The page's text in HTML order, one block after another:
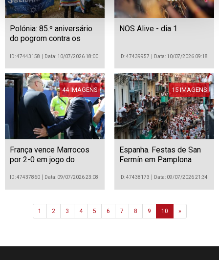
Polónia: 85.º aniversário
do pogrom contra os
Jedwabne
ID: 47443158 Data: 10/07/2026 18:00
NOS Alive - dia 1
ID: 47439957 Data: 10/07/2026 09:18
44 IMAGENS
França vence Marrocos
por 2-0 em jogo do
2026
ID: 47437860 Data: 09/07/2026 23:08
15 IMAGENS
Espanha. Festas de San
Fermín em Pamplona
ID: 47438173 Data: 09/07/2026 21:34
1 2 3 4 5 6 7 8 9 10 »Next